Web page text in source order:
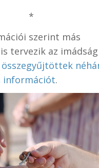
*
szerint más
tervezik az imádság
összegyűjtöttek
információt.